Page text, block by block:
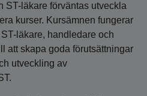
ST-läkare förväntas utveckla
kurser. Kursämnen fungerar
läkare, handledare och
att skapa goda förutsättningar
utveckling av